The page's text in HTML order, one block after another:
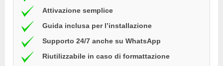
Attivazione semplice
Guida inclusa per l’installazione
Supporto 24/7 anche su WhatsApp
Riutilizzabile in caso di formattazione